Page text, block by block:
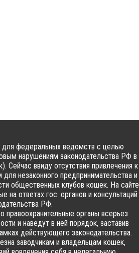
федеральных ведомств с целью
нарушениям законодательства РФ в
ввиду отсутствия привлечения к
незаконного предпринимательства и
общественных клубов кошек. На сайте
ответах гос. органов и консультаций
РФ.
правоохранительные органы всерьез
и наведут в ней порядок, заставив
действующего законодательства.
заводчикам и владельцам кошек,